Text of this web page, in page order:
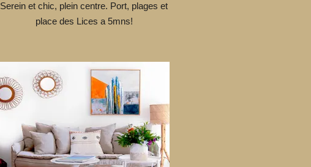
Serein et chic, plein centre. Port, plages et
place des Lices a 5mns!